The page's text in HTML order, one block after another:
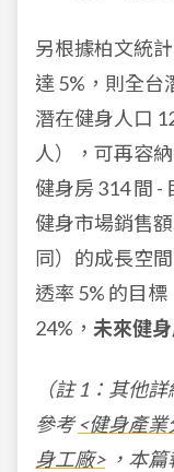
另根據柏文統
達 5%，則全台
潛在健身人口
人），可再容
健身房 314 間 -
健身市場銷售
同）的成長空
透率 5% 的目
24%， 未來健
（註 1：其他
參考<健身產
身工廠>，本篇